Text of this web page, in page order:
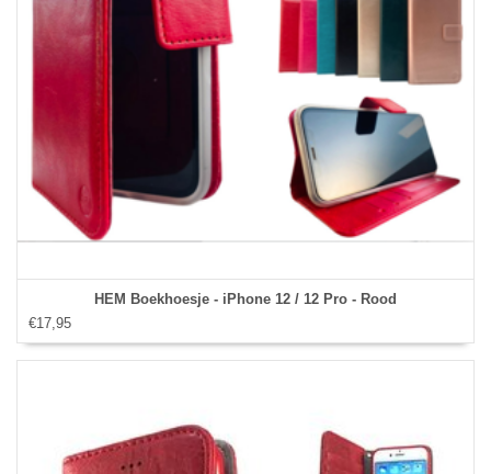
HEM Boekhoesje - iPhone 12 / 12 Pro - Rood
€17,95